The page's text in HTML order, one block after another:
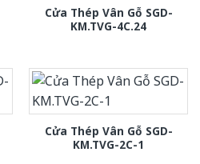
Cửa Thép Vân Gỗ SGD-
KM.TVG-4C.24
Cửa Thép Vân Gỗ SGD-
KM.TVG-2C-1